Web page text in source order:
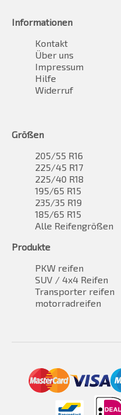
Informationen
Kontakt
Über uns
Impressum
Hilfe
Widerruf
Größen
205/55 R16
225/45 R17
225/40 R18
195/65 R15
235/35 R19
185/65 R15
Alle Reifengrößen
Produkte
PKW reifen
SUV / 4x4 Reifen
Transporter reifen
motorradreifen